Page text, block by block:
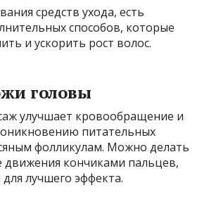
средств ухода, есть
способов, которые
и ускорить рост волос.
головы
улучшает кровообращение и
питательных
фолликулам. Можно делать
движения кончиками пальцев,
для лучшего эффекта.